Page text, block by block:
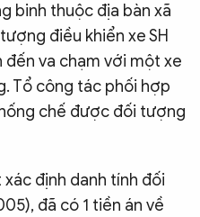
binh thuộc địa bàn xã
điều khiển xe SH
va chạm với một xe
Tổ công tác phối hợp
chế được đối tượng
định danh tính đối
đã có 1 tiền án về